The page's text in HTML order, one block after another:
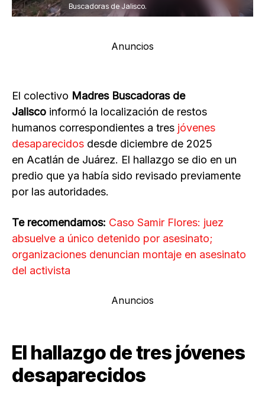
Buscadoras de Jalisco.
Anuncios
El colectivo Madres Buscadoras de
Jalisco informó la localización de restos
humanos correspondientes a tres jóvenes
desaparecidos desde diciembre de 2025
en Acatlán de Juárez. El hallazgo se dio en un
predio que ya había sido revisado previamente
por las autoridades.
Te recomendamos: Caso Samir Flores: juez
absuelve a único detenido por asesinato;
organizaciones denuncian montaje en asesinato
del activista
Anuncios
El hallazgo de tres jóvenes
desaparecidos